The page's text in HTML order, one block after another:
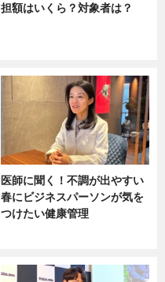
担額はいくら？対象者は？
医師に聞く！不調が出やすい
春にビジネスパーソンが気を
つけたい健康管理